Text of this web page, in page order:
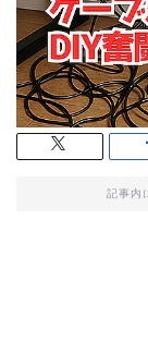
記事内